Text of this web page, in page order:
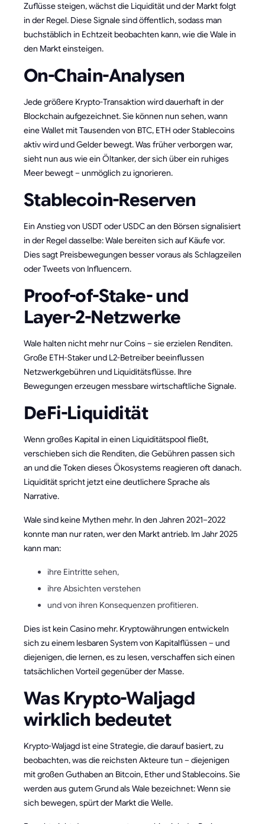
Zuflüsse steigen, wächst die Liquidität und der Markt folgt
in der Regel. Diese Signale sind öffentlich, sodass man
buchstäblich in Echtzeit beobachten kann, wie die Wale in
den Markt einsteigen.
On-Chain-Analysen
Jede größere Krypto-Transaktion wird dauerhaft in der
Blockchain aufgezeichnet. Sie können nun sehen, wann
eine Wallet mit Tausenden von BTC, ETH oder Stablecoins
aktiv wird und Gelder bewegt. Was früher verborgen war,
sieht nun aus wie ein Öltanker, der sich über ein ruhiges
Meer bewegt – unmöglich zu ignorieren.
Stablecoin-Reserven
Ein Anstieg von USDT oder USDC an den Börsen signalisiert
in der Regel dasselbe: Wale bereiten sich auf Käufe vor.
Dies sagt Preisbewegungen besser voraus als Schlagzeilen
oder Tweets von Influencern.
Proof-of-Stake- und
Layer-2-Netzwerke
Wale halten nicht mehr nur Coins – sie erzielen Renditen.
Große ETH-Staker und L2-Betreiber beeinflussen
Netzwerkgebühren und Liquiditätsflüsse. Ihre
Bewegungen erzeugen messbare wirtschaftliche Signale.
DeFi-Liquidität
Wenn großes Kapital in einen Liquiditätspool fließt,
verschieben sich die Renditen, die Gebühren passen sich
an und die Token dieses Ökosystems reagieren oft danach.
Liquidität spricht jetzt eine deutlichere Sprache als
Narrative.
Wale sind keine Mythen mehr. In den Jahren 2021–2022
konnte man nur raten, wer den Markt antrieb. Im Jahr 2025
kann man:
ihre Eintritte sehen,
ihre Absichten verstehen
und von ihren Konsequenzen profitieren.
Dies ist kein Casino mehr. Kryptowährungen entwickeln
sich zu einem lesbaren System von Kapitalflüssen – und
diejenigen, die lernen, es zu lesen, verschaffen sich einen
tatsächlichen Vorteil gegenüber der Masse.
Was Krypto-Waljagd
wirklich bedeutet
Krypto-Waljagd ist eine Strategie, die darauf basiert, zu
beobachten, was die reichsten Akteure tun – diejenigen
mit großen Guthaben an Bitcoin, Ether und Stablecoins. Sie
werden aus gutem Grund als Wale bezeichnet: Wenn sie
sich bewegen, spürt der Markt die Welle.